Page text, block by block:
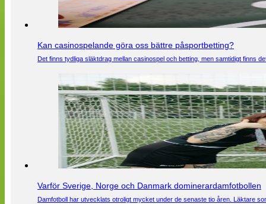
Kan casinospelande göra oss bättre påsportbetting?
Det finns tydliga släktdrag mellan casinospel och betting, men samtidigt finns
Varför Sverige, Norge och Danmark dominerardamfotbollen
Damfotboll har utvecklats otroligt mycket under de senaste tio åren. Läktare